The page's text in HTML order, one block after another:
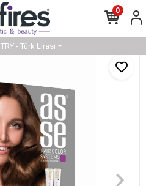
0
TRY - Türk Lirası